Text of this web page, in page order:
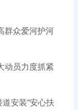
群众爱河护河
动员力度抓紧
安装“安心扶